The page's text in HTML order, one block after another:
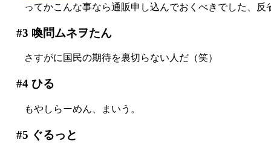
ってかこんな事なら通販申し込んでおくべきでした、反
#3 喚問ムネヲたん
さすがに国民の期待を裏切らない人だ（笑）
#4ひる
もやしらーめん、まいう。
#5 ぐるっと